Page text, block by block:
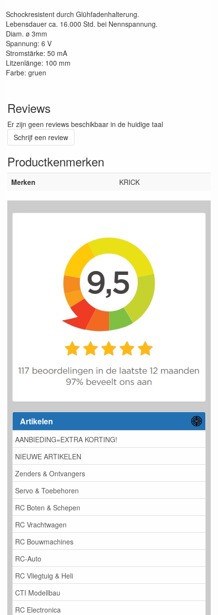
Artikelen
AANBIEDING=EXTRA KORTING!
NIEUWE ARTIKELEN
Zenders & Ontvangers
Servo & Toebehoren
RC Boten & Schepen
RC Vrachtwagen
RC Bouwmachines
RC-Auto
RC Vliegtuig & Heli
CTI Modellbau
RC Electronica
Schockresistent durch Glühfadenhalterung.
Lebensdauer ca. 16.000 Std. bei Nennspannung.
Diam. ø 3mm
Spannung: 6 V
Stromstärke: 50 mA
Litzenlänge: 100 mm
Farbe: gruen
Reviews
Er zijn geen reviews beschikbaar in de huidige taal
Schrijf een review
Productkenmerken
Merken KRICK